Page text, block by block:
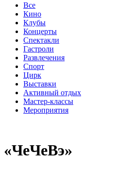
Все
Кино
Клубы
Концерты
Спектакли
Гастроли
Развлечения
Спорт
Цирк
Выставки
Активный отдых
Мастер-классы
Мероприятия
«ЧеЧеВэ»